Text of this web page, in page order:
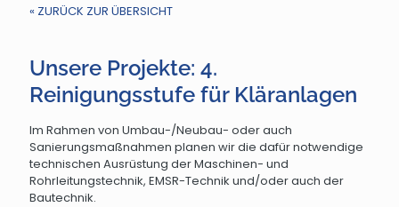
« ZURÜCK ZUR ÜBERSICHT
Unsere Projekte: 4.
Reinigungsstufe für Kläranlagen
Im Rahmen von Umbau-/Neubau- oder auch
Sanierungsmaßnahmen planen wir die dafür notwendige
technischen Ausrüstung der Maschinen- und
Rohrleitungstechnik, EMSR-Technik und/oder auch der
Bautechnik.